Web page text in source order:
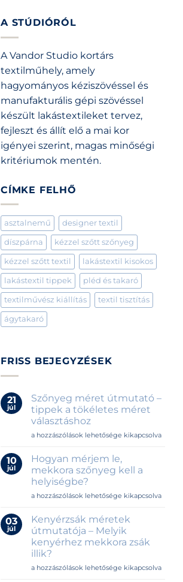
A STÚDIÓRÓL
A Vandor Studio kortárs
textilműhely, amely
hagyományos kéziszövéssel és
manufakturális gépi szövéssel
készült lakástextileket tervez,
fejleszt és állít elő a mai kor
igényei szerint, magas minőségi
kritériumok mentén.
CÍMKE FELHŐ
asztalnemű designer textil
díszpárna kézzel szőtt szőnyeg
kézzel szőtt textil lakástextil kisokos
lakástextil tippek pléd és takaró
textilművész kiállítás textil tisztítás
ágytakaró
FRISS BEJEGYZÉSEK
21
júl
Szőnyeg méret útmutató –
tippek a tökéletes méret
választáshoz
Szőnyeg
útmutató
–
tippek
a
tökéletes
választáshoz
bejegyzéshez
a hozzászólások lehetősége kikapcsolva
10
júl
Hogyan mérjem le,
mekkora szőnyeg kell a
helyiségbe?
Hogyan
le,
mekkora
szőnyeg
kell
a
helyiségbe?
a hozzászólások lehetősége kikapcsolva
03
júl
Kenyérzsák méretek
útmutatója – Melyik
kenyérhez mekkora zsák
illik?
Kenyérzsák
a hozzászólások lehetősége kikapcsolva